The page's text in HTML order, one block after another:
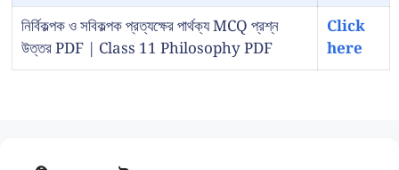
নির্বিকল্পক ও সবিকল্পক প্রত্যক্ষের পার্থক্য MCQ প্রশ্ন
উত্তর PDF | Class 11 Philosophy PDF
Click
here